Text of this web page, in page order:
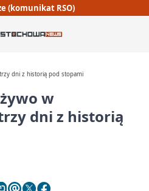
(komunikat RSO)
dni z historią pod stopami
w
dni z historią